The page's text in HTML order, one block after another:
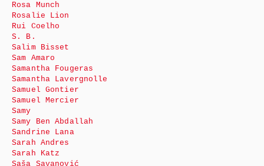
Rosa Munch
Rosalie Lion
Rui Coelho
S. B.
Salim Bisset
Sam Amaro
Samantha Fougeras
Samantha Lavergnolle
Samuel Gontier
Samuel Mercier
Samy
Samy Ben Abdallah
Sandrine Lana
Sarah Andres
Sarah Katz
Saša Savanović